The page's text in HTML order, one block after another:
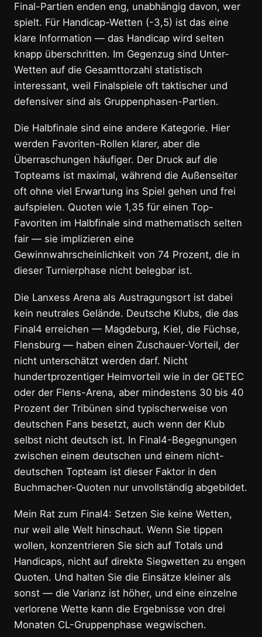
Final-Partien enden eng, unabhängig davon, wer
spielt. Für Handicap-Wetten (-3,5) ist das eine
klare Information — das Handicap wird selten
knapp überschritten. Im Gegenzug sind Unter-
Wetten auf die Gesamttorzahl statistisch
interessant, weil Finalspiele oft taktischer und
defensiver sind als Gruppenphasen-Partien.
Die Halbfinale sind eine andere Kategorie. Hier
werden Favoriten-Rollen klarer, aber die
Überraschungen häufiger. Der Druck auf die
Topteams ist maximal, während die Außenseiter
oft ohne viel Erwartung ins Spiel gehen und frei
aufspielen. Quoten wie 1,35 für einen Top-
Favoriten im Halbfinale sind mathematisch selten
fair — sie implizieren eine
Gewinnwahrscheinlichkeit von 74 Prozent, die in
dieser Turnierphase nicht belegbar ist.
Die Lanxess Arena als Austragungsort ist dabei
kein neutrales Gelände. Deutsche Klubs, die das
Final4 erreichen — Magdeburg, Kiel, die Füchse,
Flensburg — haben einen Zuschauer-Vorteil, der
nicht unterschätzt werden darf. Nicht
hundertprozentiger Heimvorteil wie in der GETEC
oder der Flens-Arena, aber mindestens 30 bis 40
Prozent der Tribünen sind typischerweise von
deutschen Fans besetzt, auch wenn der Klub
selbst nicht deutsch ist. In Final4-Begegnungen
zwischen einem deutschen und einem nicht-
deutschen Topteam ist dieser Faktor in den
Buchmacher-Quoten nur unvollständig abgebildet.
Mein Rat zum Final4: Setzen Sie keine Wetten,
nur weil alle Welt hinschaut. Wenn Sie tippen
wollen, konzentrieren Sie sich auf Totals und
Handicaps, nicht auf direkte Siegwetten zu engen
Quoten. Und halten Sie die Einsätze kleiner als
sonst — die Varianz ist höher, und eine einzelne
verlorene Wette kann die Ergebnisse von drei
Monaten CL-Gruppenphase wegwischen.